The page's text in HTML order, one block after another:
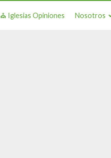
⛪ Iglesias Opiniones Nosotros